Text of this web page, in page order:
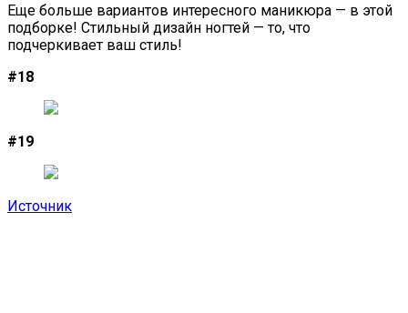
Еще больше вариантов интересного маникюра — в этой
подборке! Стильный дизайн ногтей — то, что
подчеркивает ваш стиль!
#18
#19
Источник